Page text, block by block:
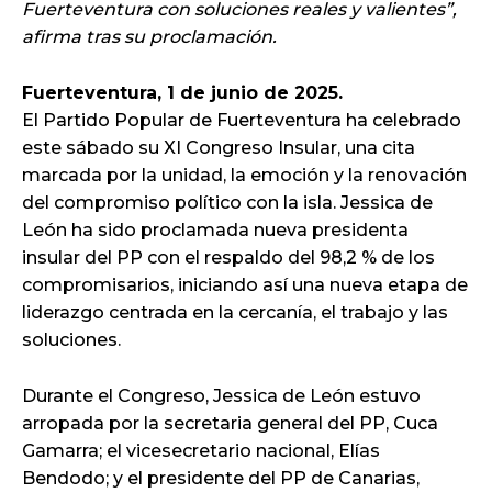
Fuerteventura con soluciones reales y valientes”,
afirma tras su proclamación.
Fuerteventura, 1 de junio de 2025.
El Partido Popular de Fuerteventura ha celebrado
este sábado su XI Congreso Insular, una cita
marcada por la unidad, la emoción y la renovación
del compromiso político con la isla. Jessica de
León ha sido proclamada nueva presidenta
insular del PP con el respaldo del 98,2 % de los
compromisarios, iniciando así una nueva etapa de
liderazgo centrada en la cercanía, el trabajo y las
soluciones.
Durante el Congreso, Jessica de León estuvo
arropada por la secretaria general del PP, Cuca
Gamarra; el vicesecretario nacional, Elías
Bendodo; y el presidente del PP de Canarias,